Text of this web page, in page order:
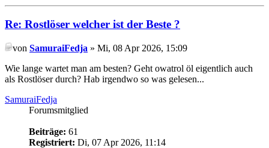
Re: Rostlöser welcher ist der Beste ?
von SamuraiFedja » Mi, 08 Apr 2026, 15:09
Wie lange wartet man am besten? Geht owatrol öl eigentlich auch
als Rostlöser durch? Hab irgendwo so was gelesen...
SamuraiFedja
Forumsmitglied
Beiträge: 61
Registriert: Di, 07 Apr 2026, 11:14